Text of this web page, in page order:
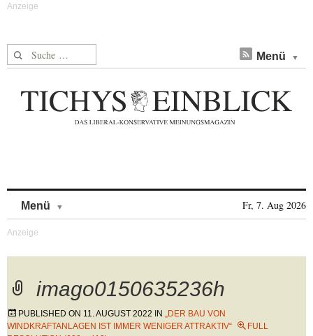
Suche nach: Menü
Menü Fr, 7. Aug 2026
imago0150635236h
PUBLISHED ON 11. AUGUST 2022 IN „DER BAU VON
WINDKRAFTANLAGEN IST IMMER WENIGER ATTRAKTIV“
FULL